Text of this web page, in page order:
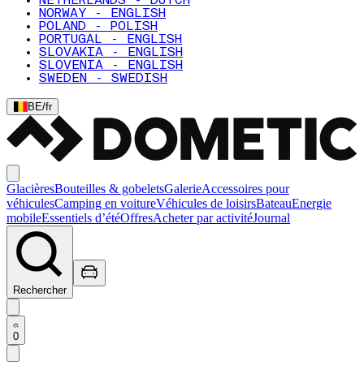
NORWAY - ENGLISH
POLAND - POLISH
PORTUGAL - ENGLISH
SLOVAKIA - ENGLISH
SLOVENIA - ENGLISH
SWEDEN - SWEDISH
BE/fr
GlacièresBouteilles & gobeletsGalerieAccessoires pour
véhiculesCamping en voitureVéhicules de loisirsBateauEnergie
mobileEssentiels d’étéOffresAcheter par activitéJournal
Rechercher
0